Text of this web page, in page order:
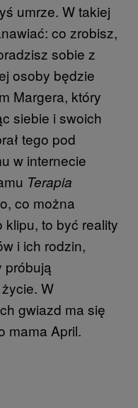
umrze. W takiej
co zrobisz,
sobie z
osoby będzie
Margera, który
siebie i swoich
tego pod
w internecie
Terapia
co można
to być reality
i ich rodzin,
próbują
W
gwiazd ma się
mama April.